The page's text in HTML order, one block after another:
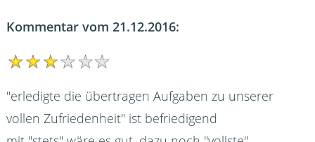
Kommentar vom 21.12.2016:
"erledigte die übertragen Aufgaben zu unserer
vollen Zufriedenheit" ist befriedigend